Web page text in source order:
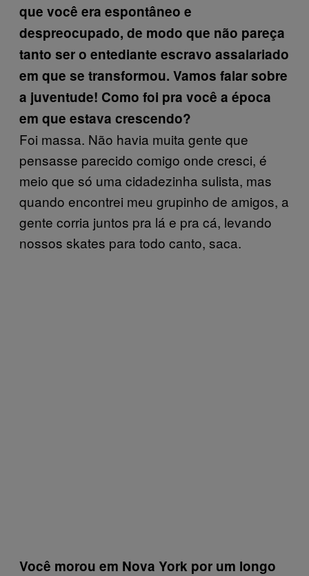
que você era espontâneo e
despreocupado, de modo que não pareça
tanto ser o entediante escravo assalariado
em que se transformou. Vamos falar sobre
a juventude! Como foi pra você a época
em que estava crescendo?
Foi massa. Não havia muita gente que
pensasse parecido comigo onde cresci, é
meio que só uma cidadezinha sulista, mas
quando encontrei meu grupinho de amigos, a
gente corria juntos pra lá e pra cá, levando
nossos skates para todo canto, saca.
Você morou em Nova York por um longo